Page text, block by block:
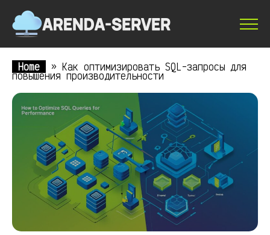
Home » Как оптимизировать SQL-запросы для
повышения производительности